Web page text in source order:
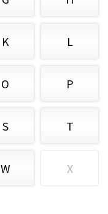
K L
O P
S T
W X